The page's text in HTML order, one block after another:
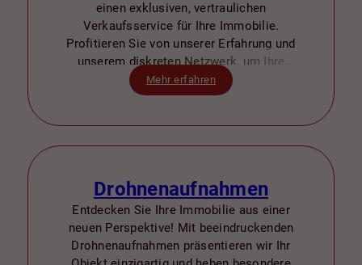
einen exklusiven, vertraulichen
Verkaufsservice für Ihre Immobilie.
Profitieren Sie von unserer Erfahrung und
unserem diskreten Netzwerk, um Ihre
Immobilie schnell und sicher zu veräußern
– ohne unerwünschte Aufmerksamkeit.
Mehr erfahren
Drohnenaufnahmen
Entdecken Sie Ihre Immobilie aus einer
neuen Perspektive! Mit beeindruckenden
Drohnenaufnahmen präsentieren wir Ihr